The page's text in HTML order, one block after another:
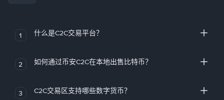
1 什么是C2C交易平台？
2 如何通过币安C2C在本地出售比特币？
3 C2C交易区支持哪些数字货币？